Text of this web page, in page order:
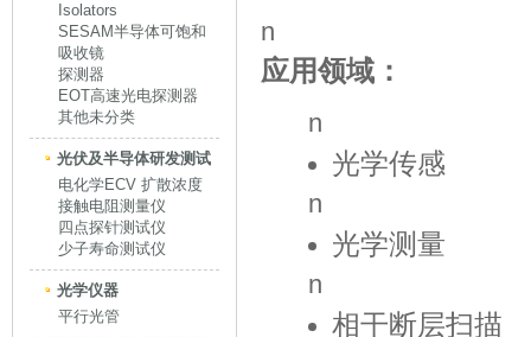
Isolators
SESAM半导体可饱和
吸收镜
探测器
EOT高速光电探测器
其他未分类
光伏及半导体研发测试
电化学ECV 扩散浓度
接触电阻测量仪
四点探针测试仪
少子寿命测试仪
光学仪器
平行光管
n
应用领域：
n
光学传感
n
光学测量
n
相干断层扫描